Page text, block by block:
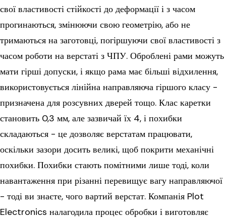
свої властивості стійкості до деформації і з часом
прогинаються, змінюючи свою геометрію, або не
тримаються на заготовці, погіршуючи свої властивості з
часом роботи на верстаті з ЧПУ. Оброблені рами можуть
мати гірші допуски, і якщо рама має більші відхилення,
використовується лінійна направляюча гіршого класу -
призначена для розсувних дверей тощо. Клас каретки
становить 0,3 мм, але зазвичай їх 4, і похибки
складаються - це дозволяє верстатам працювати,
оскільки зазори досить великі, щоб покрити механічні
похибки. Похибки стають помітними лише тоді, коли
навантаження при різанні перевищує вагу направляючої
- тоді ви знаєте, чого вартий верстат. Компанія Plot
Electronics налагодила процес обробки і виготовляє